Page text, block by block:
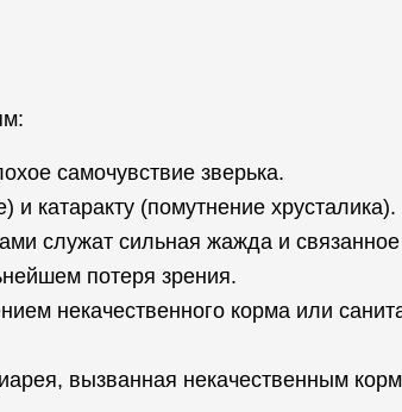
самочувствие зверька.
катаракту (помутнение хрусталика).
служат сильная жажда и
потеря зрения.
некачественного корма или
вызванная некачественным